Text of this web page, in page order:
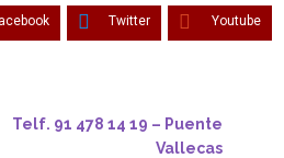
Twitter Youtube
14 19 – Puente
Vallecas